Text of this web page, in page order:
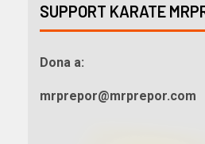
SUPPORT KARATE
Dona a:
mrprepor@mrprepor.com